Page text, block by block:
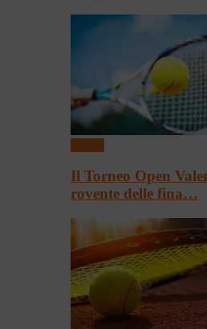
Il Torneo Open
rovente delle fina…